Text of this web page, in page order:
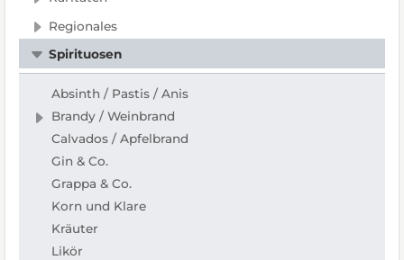
Regionales
Spirituosen
Absinth / Pastis / Anis
Brandy / Weinbrand
Calvados / Apfelbrand
Gin & Co.
Grappa & Co.
Korn und Klare
Kräuter
Likör